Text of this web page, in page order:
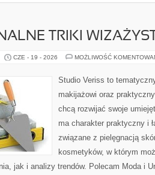
TRIKI
CZE - 19 - 2026 MOŻLIWOŚĆ
Studio Veriss to
makijażowi oraz
chcą rozwijać swoje
ma charakter praktyczny i
związane z pielęgnacją
kosmetyków, w którym
jak i analizy trendów. Polecam Moda i